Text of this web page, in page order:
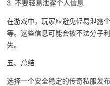
3. 不要轻易泄露个人信息
在游戏中，玩家应避免轻易泄露
等。这些信息可能会被不法分子
失。
五、总结
选择一个安全稳定的传奇私服发